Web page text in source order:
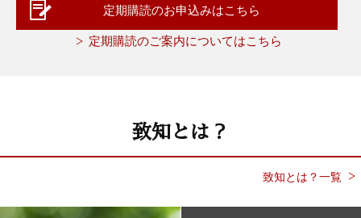
定期購読のお申込みはこちら
定期購読のご案内についてはこちら
致知とは？
致知とは？一覧